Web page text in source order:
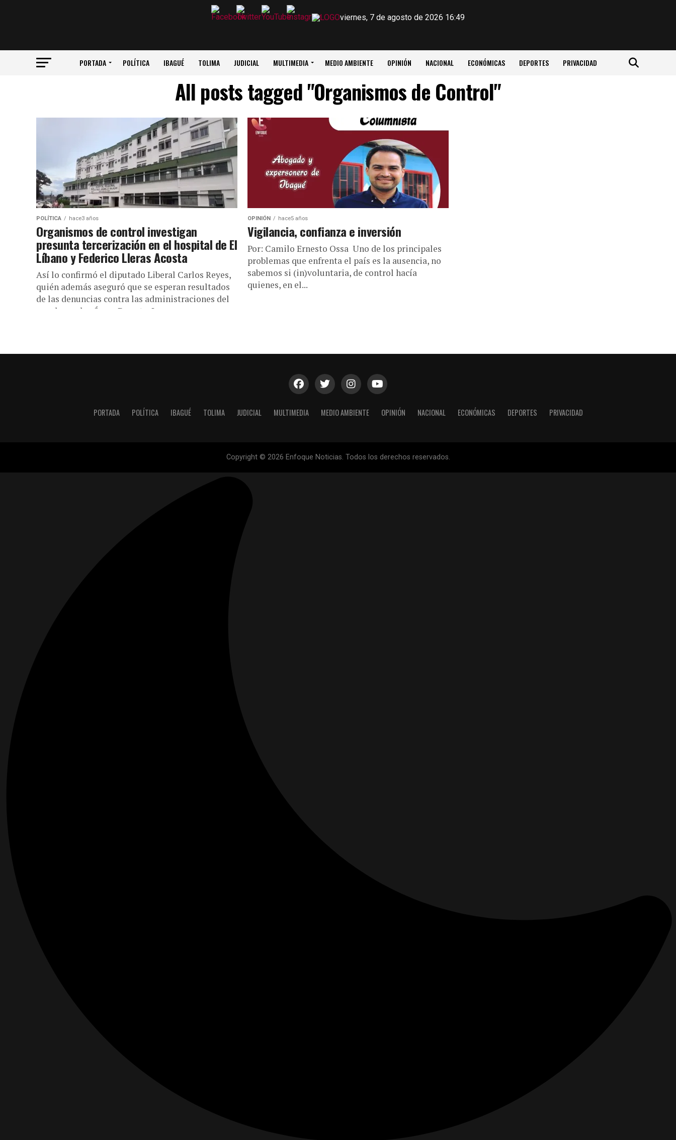
viernes, 7 de agosto de 2026 16:49
PORTADA POLÍTICA IBAGUÉ TOLIMA JUDICIAL MULTIMEDIA MEDIO AMBIENTE OPINIÓN NACIONAL ECONÓMICAS DEPORTES PRIVACIDAD
All posts tagged "Organismos de Control"
POLÍTICA hace3 años
Organismos de control investigan
presunta tercerización en el hospital de El
Líbano y Federico Lleras Acosta
Así lo confirmó el diputado Liberal Carlos Reyes,
quién además aseguró que se esperan resultados
de las denuncias contra las administraciones del
exgobernador Óscar Barreto. Las...
OPINIÓN hace5 años
Vigilancia, confianza e inversión
Por: Camilo Ernesto Ossa Uno de los principales
problemas que enfrenta el país es la ausencia, no
sabemos si (in)voluntaria, de control hacía
quienes, en el...
PORTADA POLÍTICA IBAGUÉ TOLIMA JUDICIAL MULTIMEDIA MEDIO AMBIENTE OPINIÓN NACIONAL ECONÓMICAS DEPORTES PRIVACIDAD
Copyright © 2026 Enfoque Noticias. Todos los derechos reservados.